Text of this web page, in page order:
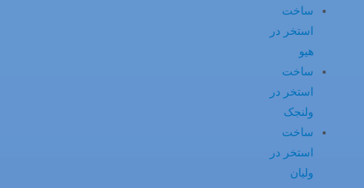
ساخت
استخر در
هیو
ساخت
استخر در
ولنجک
ساخت
استخر در
ولیان